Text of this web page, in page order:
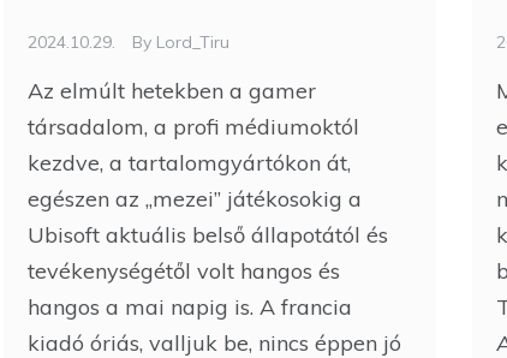
2024.10.29. By Lord_Tiru
Az elmúlt hetekben a gamer
társadalom, a profi médiumoktól
kezdve, a tartalomgyártókon át,
egészen az „mezei” játékosokig a
Ubisoft aktuális belső állapotától és
tevékenységétől volt hangos és
hangos a mai napig is. A francia
kiadó óriás, valljuk be, nincs éppen jó